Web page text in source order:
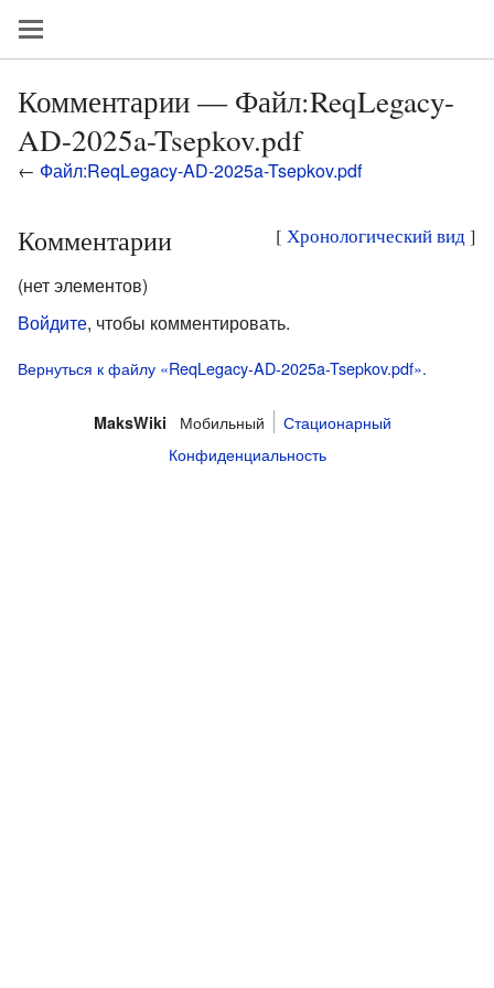
Комментарии — Файл:ReqLegacy-
AD-2025a-Tsepkov.pdf
← Файл:ReqLegacy-AD-2025a-Tsepkov.pdf
[ Хронологический вид]
Комментарии
(нет элементов)
Войдите, чтобы комментировать.
Вернуться к файлу «ReqLegacy-AD-2025a-Tsepkov.pdf».
MaksWiki Мобильный
Стационарный
Конфиденциальность